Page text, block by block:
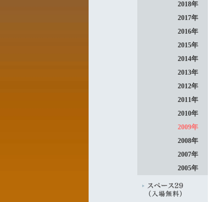
2018年
2017年
2016年
2015年
2014年
2013年
2012年
2011年
2010年
2009年
2008年
2007年
2005年